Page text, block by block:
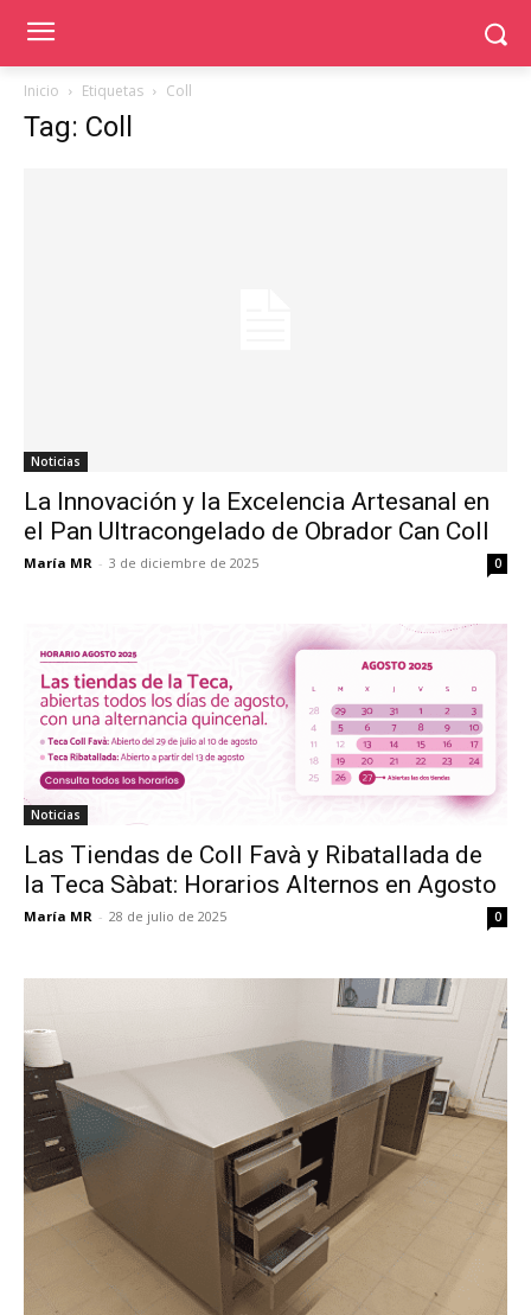
Inicio Etiquetas Coll
Tag: Coll
Noticias
La Innovación y la Excelencia Artesanal en
el Pan Ultracongelado de Obrador Can Coll
María MR - 3 de diciembre de 2025 0
Noticias
Las Tiendas de Coll Favà y Ribatallada de
la Teca Sàbat: Horarios Alternos en Agosto
María MR - 28 de julio de 2025 0